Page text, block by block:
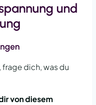
und
frage dich, was du
von diesem